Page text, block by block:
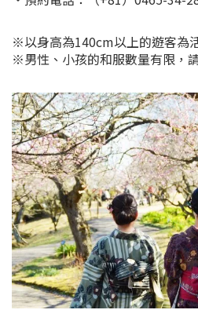
※以身高為140cm以上的遊客為
※男性、小孩的和服數量有限，